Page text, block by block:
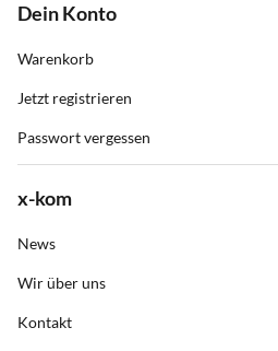
Dein Konto
Warenkorb
Jetzt registrieren
Passwort vergessen
x-kom
News
Wir über uns
Kontakt